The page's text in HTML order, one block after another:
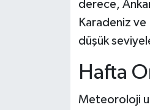
derece,
Karadeniz ve
düşük
Hafta
Meteoroloji